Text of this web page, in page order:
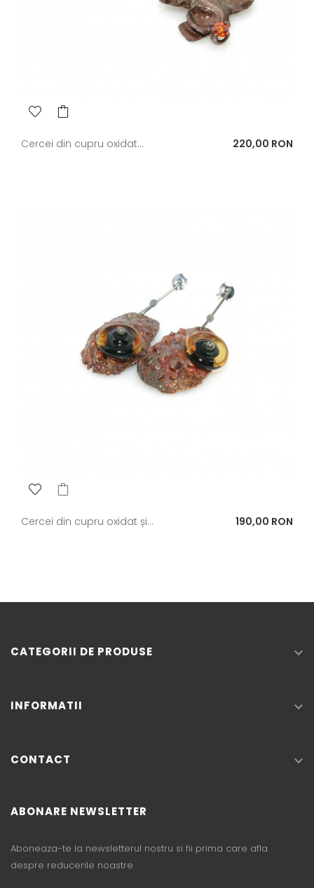
Cercei din cupru oxidat... Pret
220,00 RON
Cercei din cupru oxidat și... Pret
190,00 RON
CATEGORII DE PRODUSE 
INFORMATII 
CONTACT 
ABONARE NEWSLETTER
Aboneaza-te la newsletterul nostru si fii prima care afla
despre reducerile noastre